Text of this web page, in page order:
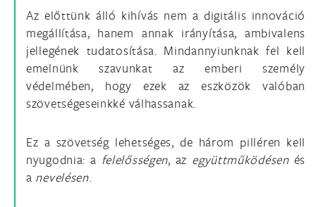
Az előttünk álló kihívás nem a digitális innováció
megállítása, hanem annak irányítása, ambivalens
jellegének tudatosítása. Mindannyiunknak fel kell
emelnünk szavunkat az emberi személy
védelmében, hogy ezek az eszközök valóban
szövetségeseinkké válhassanak.
Ez a szövetség lehetséges, de három pilléren kell
nyugodnia: a felelősségen, az együttműködésen és
a nevelésen.